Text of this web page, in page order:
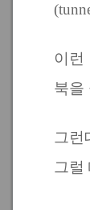
이런
북을
그런
그럴